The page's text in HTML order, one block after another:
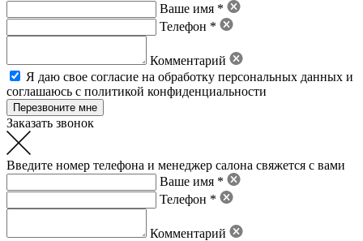
Ваше имя *
Телефон *
Комментарий
Я даю свое согласие на обработку персональных данных и
соглашаюсь с политикой конфиденциальности
Заказать звонок
Введите номер телефона и менеджер салона свяжется с вами
Ваше имя *
Телефон *
Комментарий